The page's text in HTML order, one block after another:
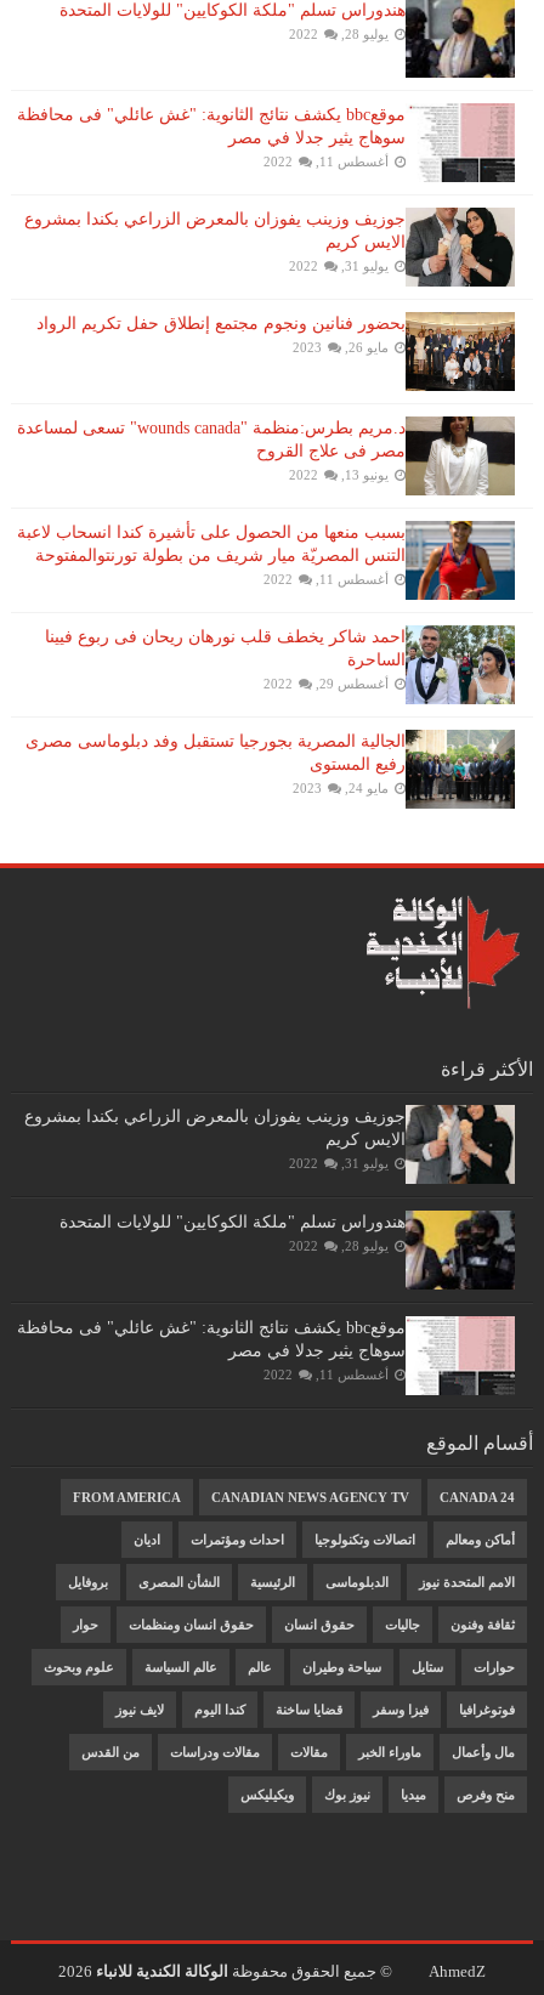
هندوراس تسلم "ملكة الكوكايين" للولايات المتحدة
يوليو 28, 2022
موقعbbc يكشف نتائج الثانوية: "غش عائلي" فى محافظة
سوهاج يثير جدلا في مصر
أغسطس 11, 2022
جوزيف وزينب يفوزان بالمعرض الزراعي بكندا بمشروع
الايس كريم
يوليو 31, 2022
بحضور فنانين ونجوم مجتمع إنطلاق حفل تكريم الرواد
مايو 26, 2023
د.مريم بطرس:منظمة "wounds canada" تسعى لمساعدة
مصر فى علاج القروح
يونيو 13, 2022
بسبب منعها من الحصول على تأشيرة كندا انسحاب لاعبة ​
التنس​ المصريّة ​ميار شريف​ من بطولة ​تورنتو​المفتوحة
أغسطس 11, 2022
احمد شاكر يخطف قلب نورهان ريحان فى ربوع فيينا
الساحرة
أغسطس 29, 2022
الجالية المصرية بجورجيا تستقبل وفد دبلوماسى مصرى
رفيع المستوى
مايو 24, 2023
الأكثر قراءة
جوزيف وزينب يفوزان بالمعرض الزراعي بكندا بمشروع
الايس كريم
يوليو 31, 2022
هندوراس تسلم "ملكة الكوكايين" للولايات المتحدة
يوليو 28, 2022
موقعbbc يكشف نتائج الثانوية: "غش عائلي" فى محافظة
سوهاج يثير جدلا في مصر
أغسطس 11, 2022
أقسام الموقع
CANADA 24
CANADIAN NEWS AGENCY TV
FROM AMERICA
أماكن ومعالم اتصالات وتكنولوجيا احداث ومؤتمرات اديان
الامم المتحدة نيوز الدبلوماسى الرئيسية الشأن المصرى بروفايل
ثقافة وفنون جاليات حقوق انسان حقوق انسان ومنظمات حوار
حوارات ستايل سياحة وطيران عالم عالم السياسة علوم وبحوث
فوتوغرافيا فيزا وسفر قضايا ساخنة كندا اليوم لايف نيوز
مال وأعمال ماوراء الخبر مقالات مقالات ودراسات من القدس
منح وفرص ميديا نيوز بوك ويكيليكس
AhmedZ © جميع الحقوق محفوظة الوكالة الكندية للانباء 2026